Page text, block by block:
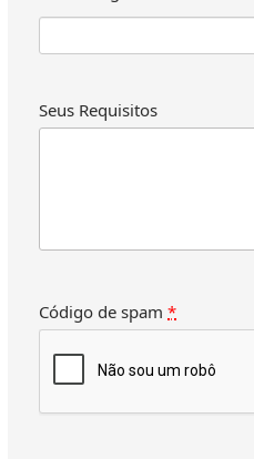
Cat Tien
Tay Ninh
Seus Requisitos
Código de spam *